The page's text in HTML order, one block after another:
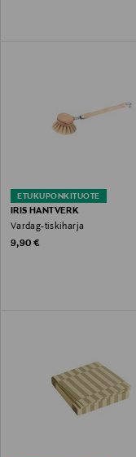
ETUKUPONKITUOTE
IRIS HANTVERK
Vardag-tiskiharja
Original Price
9,90 €